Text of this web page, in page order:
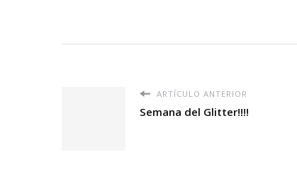
ARTÍCULO ANTERIOR
Semana del Glitter!!!!